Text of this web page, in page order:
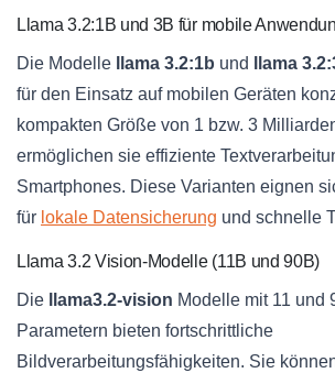
Llama 3.2:1B und 3B für mobile
Die Modelle llama 3.2:1b und llama
für den Einsatz auf mobilen Geräten
kompakten Größe von 1 bzw. 3
ermöglichen sie effiziente
Smartphones. Diese Varianten eignen
für lokale Datensicherung und schnelle
Llama 3.2 Vision-Modelle (11B und 90B)
Die llama3.2-vision Modelle mit 11 und
Parametern bieten fortschrittliche
Bildverarbeitungsfähigkeiten. Sie